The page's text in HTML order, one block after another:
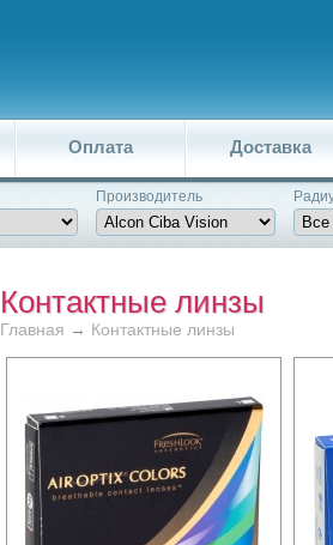
Оплата Доставка
Производитель
Контактные линзы
Главная → Контактные линзы